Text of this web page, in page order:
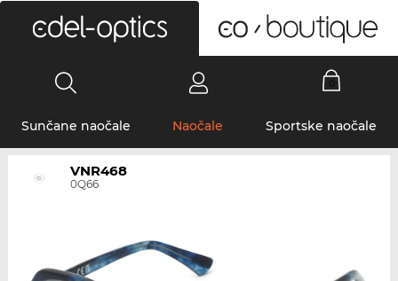
Sunčane naočale Naočale Sportske naočale
VNR468
0Q66